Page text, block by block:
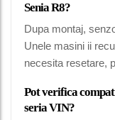
Senia R8?
Dupa montaj,
Unele masini ii
necesita resetare,
Pot verifica
seria VIN?